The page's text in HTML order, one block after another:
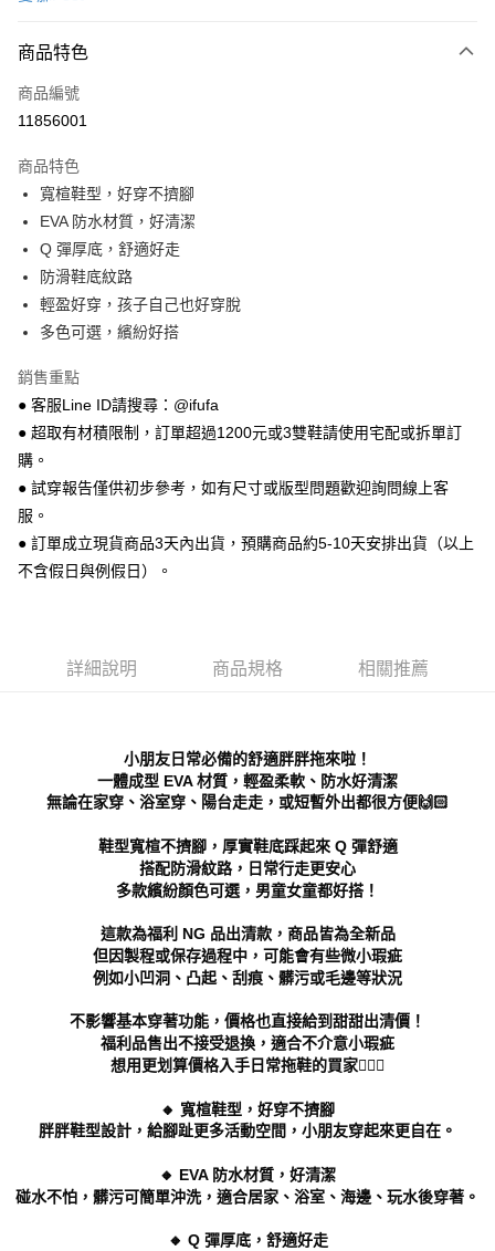
LINE Pay
Apple Pay
悠遊付
Google Pay
全盈+PAY
AFTEE先享後付
相關說明
AFTEE先享後付是「在收到商品之後才付款」的支付方式。 讓您購物簡單
１．簡單：不需註冊會員、不需綁卡、不需儲值。
２．便利：只要手機號碼，簡訊認證，即可結帳。
３．安心：先確認商品／服務後，再付款。
【「AFTEE先享後付」結帳流程】
１．於結帳方式選擇「AFTEE先享後付」後，將跳轉至「AFTEE先享後付」
２．訂單成立數日內，您將收到繳費通知簡訊。
３．收到繳費通知簡訊後14天內，點擊此簡訊中的連結，可透過四大超商／
※ 交易是否成功請以「AFTEE先享後付 」之結帳頁面顯示為準，若有關於
１．透過由恩沛科技股份有限公司提供之「AFTEE先享後付」服務完成之交
易，需依本服務之必要範圍內提供個人資料，並將交易相關給付款項請求債
權轉讓予恩沛科技股份有限公司。
https://aftee.tw/terms/#terms3
３．未成年的使用者請事先徵得法定代理人或監護人之同意方可使用
「AFTEE先享後付」，若未經同意申辦者引起之損失，本公司不負相關責
４．使用「AFTEE先享後付」時，將依據個別帳號之用戶狀況，依本公司即
時審查核予不同之上限額度；若仍有額度不足之情形，本公司將視審查結果
請求用戶進行身份認證。
５．嚴禁一人註冊多個帳號或使用他人資訊註冊。若發現惡意使用之情形，
ATM付款
運送方式
全家 取貨付款
每筆NT$70，滿NT$999(含以上)免運費
付款後 全家取貨
付款後 7-11取貨
每筆NT$90，滿NT$999(含以上)免運費
海外宅配 查看運費
商品特色
商品編號
11856001
商品特色
寬楦鞋型，好穿不擠腳
EVA 防水材質，好清潔
Q 彈厚底，舒適好走
防滑鞋底紋路
輕盈好穿，孩子自己也好穿脫
多色可選，繽紛好搭
銷售重點
● 客服Line ID請搜尋：@ifufa
● 超取有材積限制，訂單超過1200元或3雙鞋請使用宅配或拆單訂
購。
● 試穿報告僅供初步參考，如有尺寸或版型問題歡迎詢問線上客
服。
● 訂單成立現貨商品3天內出貨，預購商品約5-10天安排出貨（以上
不含假日與例假日）。
詳細說明 商品規格 相關推薦
小朋友日常必備的舒適胖胖拖來啦！
一體成型 EVA 材質，輕盈柔軟、防水好清潔
無論在家穿、浴室穿、陽台走走，或短暫外出都很方便🙌🏻
鞋型寬楦不擠腳，厚實鞋底踩起來 Q 彈舒適
搭配防滑紋路，日常行走更安心
多款繽紛顏色可選，男童女童都好搭！
這款為福利 NG 品出清款，商品皆為全新品
但因製程或保存過程中，可能會有些微小瑕疵
例如小凹洞、凸起、刮痕、髒污或毛邊等狀況
不影響基本穿著功能，價格也直接給到甜甜出清價！
福利品售出不接受退換，適合不介意小瑕疵
想用更划算價格入手日常拖鞋的買家👌🏻💕
🔸 寬楦鞋型，好穿不擠腳
胖胖鞋型設計，給腳趾更多活動空間，小朋友穿起來更自在。
🔸 EVA 防水材質，好清潔
碰水不怕，髒污可簡單沖洗，適合居家、浴室、海邊、玩水後穿著。
🔸 Q 彈厚底，舒適好走